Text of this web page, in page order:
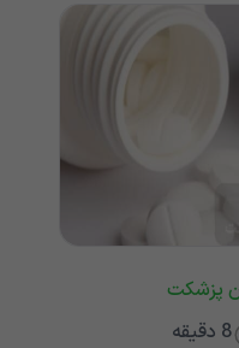
پزشکت
8 دقیقه